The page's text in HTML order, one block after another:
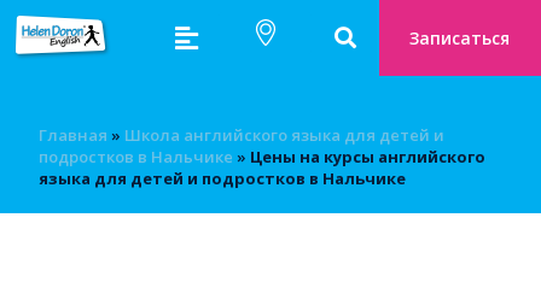
Записаться
Главная » Школа английского языка для детей и
подростков в Нальчике » Цены на курсы английского
языка для детей и подростков в Нальчике